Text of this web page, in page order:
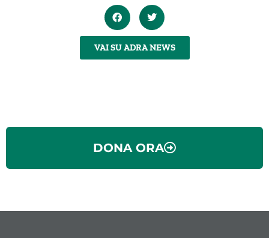
VAI SU ADRA NEWS
DONA ORA